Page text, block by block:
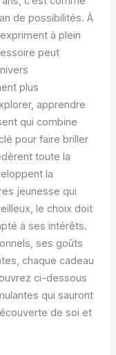
de possibilités. À
à plein
peut
plus
apprendre
qui combine
pour faire briller
toute la
la
jeunesse qui
le choix doit
à ses intérêts.
ses goûts
chaque cadeau
ci-dessous
qui sauront
de soi et